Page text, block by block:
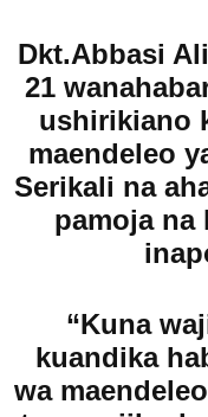
Dkt.Abbasi
21
ushirikiano
maendeleo
Serikali na
pamoja na
“Kuna
kuandika
wa